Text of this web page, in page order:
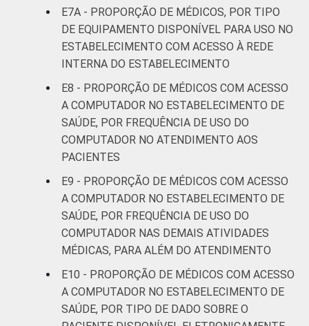
E7A - PROPORÇÃO DE MÉDICOS, POR TIPO
DE EQUIPAMENTO DISPONÍVEL PARA USO NO
ESTABELECIMENTO COM ACESSO À REDE
INTERNA DO ESTABELECIMENTO
E8 - PROPORÇÃO DE MÉDICOS COM ACESSO
A COMPUTADOR NO ESTABELECIMENTO DE
SAÚDE, POR FREQUÊNCIA DE USO DO
COMPUTADOR NO ATENDIMENTO AOS
PACIENTES
E9 - PROPORÇÃO DE MÉDICOS COM ACESSO
A COMPUTADOR NO ESTABELECIMENTO DE
SAÚDE, POR FREQUÊNCIA DE USO DO
COMPUTADOR NAS DEMAIS ATIVIDADES
MÉDICAS, PARA ALÉM DO ATENDIMENTO
E10 - PROPORÇÃO DE MÉDICOS COM ACESSO
A COMPUTADOR NO ESTABELECIMENTO DE
SAÚDE, POR TIPO DE DADO SOBRE O